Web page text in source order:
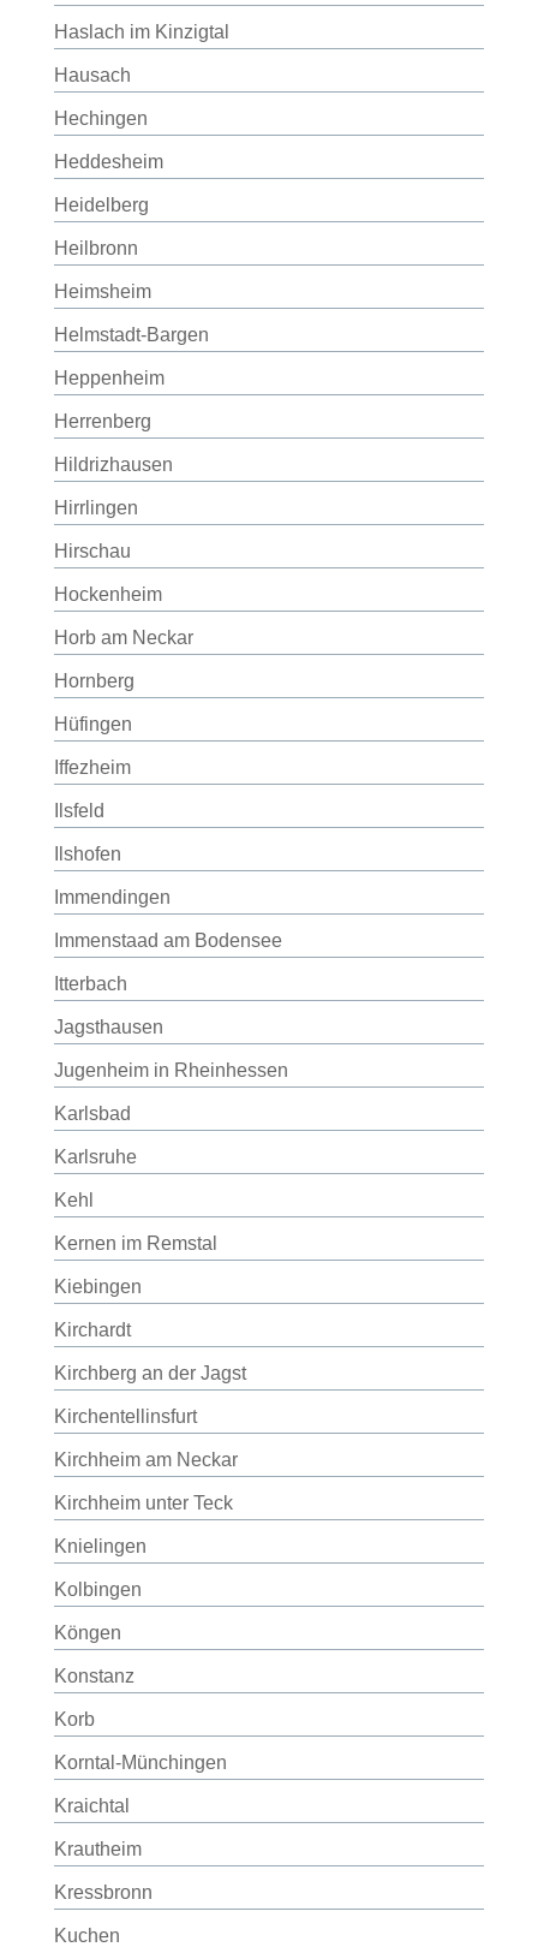
Haslach im Kinzigtal
Hausach
Hechingen
Heddesheim
Heidelberg
Heilbronn
Heimsheim
Helmstadt-Bargen
Heppenheim
Herrenberg
Hildrizhausen
Hirrlingen
Hirschau
Hockenheim
Horb am Neckar
Hornberg
Hüfingen
Iffezheim
Ilsfeld
Ilshofen
Immendingen
Immenstaad am Bodensee
Itterbach
Jagsthausen
Jugenheim in Rheinhessen
Karlsbad
Karlsruhe
Kehl
Kernen im Remstal
Kiebingen
Kirchardt
Kirchberg an der Jagst
Kirchentellinsfurt
Kirchheim am Neckar
Kirchheim unter Teck
Knielingen
Kolbingen
Köngen
Konstanz
Korb
Korntal-Münchingen
Kraichtal
Krautheim
Kressbronn
Kuchen